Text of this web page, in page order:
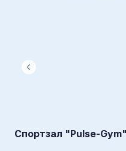
Спортзал "Pulse-Gym"